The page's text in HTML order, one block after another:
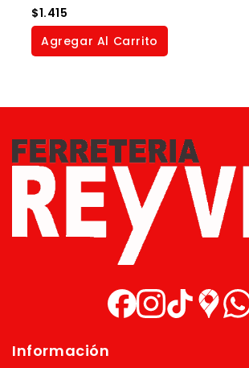
0
out
of
$1.415
Agregar Al Carrito
Información